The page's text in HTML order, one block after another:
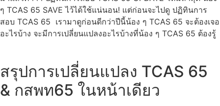
ๆ TCAS 65 SAVE ไว้ได้ใช้แน่นอน! แต่ก่อนจะไปดู ปฏิทินการ
สอบ TCAS 65 เรามาดูก่อนดีกว่าปีนี้น้อง ๆ TCAS 65 จะต้องเจอ
อะไรบ้าง จะมีการเปลี่ยนแปลงอะไรบ้างที่น้อง ๆ TCAS 65 ต้องรู้
สรุปการเปลี่ยนแปลง TCAS 65
& กสพท65 ในหน้าเดียว